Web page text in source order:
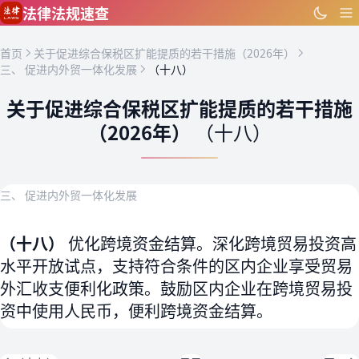
跳到主要内容
法律法规速查
首页
关于促进综合保税区扩能提质的若干措施（2026年）
三、 促进内外贸一体化发展
（十八）
关于促进综合保税区扩能提质的若干措施
（2026年）
（十八）
三、 促进内外贸一体化发展
（十八） 优化跨境资金结算。深化跨境贸易投资高
水平开放试点，支持符合条件的区内企业享受贸易
外汇收支便利化政策。鼓励区内企业在跨境贸易投
资中使用人民币，便利跨境资金结算。